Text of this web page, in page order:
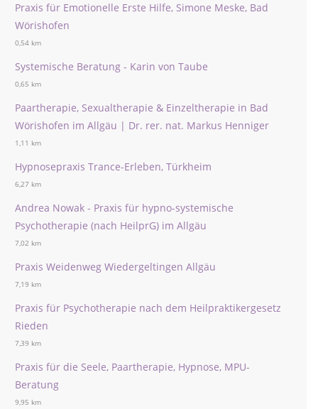
Praxis für Emotionelle Erste Hilfe, Simone Meske, Bad
Wörishofen
0,54 km
Systemische Beratung - Karin von Taube
0,65 km
Paartherapie, Sexualtherapie & Einzeltherapie in Bad
Wörishofen im Allgäu | Dr. rer. nat. Markus Henniger
1,11 km
Hypnosepraxis Trance-Erleben, Türkheim
6,27 km
Andrea Nowak - Praxis für hypno-systemische
Psychotherapie (nach HeilprG) im Allgäu
7,02 km
Praxis Weidenweg Wiedergeltingen Allgäu
7,19 km
Praxis für Psychotherapie nach dem Heilpraktikergesetz
Rieden
7,39 km
Praxis für die Seele, Paartherapie, Hypnose, MPU-
Beratung
9,95 km